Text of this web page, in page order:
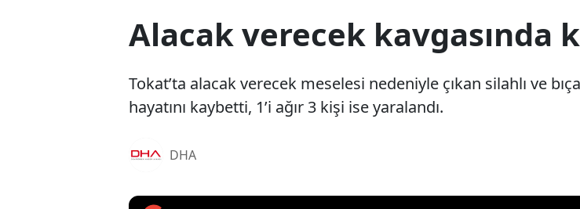
Alacak verecek kavgasında
Tokat’ta alacak verecek meselesi nedeniyle çıkan silahlı ve
hayatını kaybetti, 1’i ağır 3 kişi ise yaralandı.
DHA